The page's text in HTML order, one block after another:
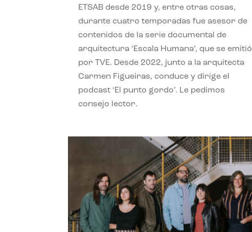
ETSAB desde 2019 y, entre otras cosas,
durante cuatro temporadas fue asesor de
contenidos de la serie documental de
arquitectura ‘Escala Humana’, que se emitió
por TVE. Desde 2022, junto a la arquitecta
Carmen Figueiras, conduce y dirige el
podcast ‘El punto gordo’. Le pedimos
consejo lector.